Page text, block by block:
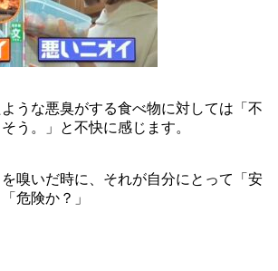
うな悪臭がする食べ物に対しては「不
う。」と不快に感じます。
嗅いだ時に、それが自分にとって「安
危険か？」